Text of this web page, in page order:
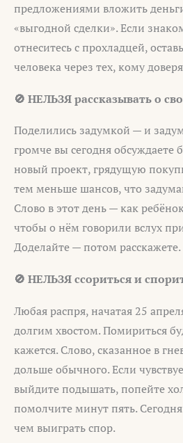
предложениями вложить
«выгодной сделки». Если
отнеситесь с прохладцей,
человека через тех, кому
🚫 НЕЛЬЗЯ рассказывать о
Поделились задумкой — и
громче вы сегодня обсуждаете
новый проект, грядущую
тем меньше шансов, что
Слово в этот день — как
чтобы о нём говорили вслух
Доделайте — потом расскажете.
🚫 НЕЛЬЗЯ ссориться и
Любая распря, начатая 25
долгим хвостом. Помириться
кажется. Слово, сказанное в
дольше обычного. Если
выйдите подышать, попейте
помолчите минут пять.
чем выиграть спор.